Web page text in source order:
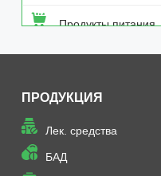
Продукты питания
Товары неаптечного
гигиены
ПРОДУКЦИЯ
Лек. средства
БАД